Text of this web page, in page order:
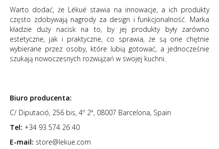
Warto dodać, że Lékué stawia na innowacje, a ich produkty
często zdobywają nagrody za design i funkcjonalność. Marka
kładzie duży nacisk na to, by jej produkty były zarówno
estetyczne, jak i praktyczne, co sprawia, że są one chętnie
wybierane przez osoby, które lubią gotować, a jednocześnie
szukają nowoczesnych rozwiązań w swojej kuchni.
Biuro producenta:
C/ Diputació, 256 bis, 4º 2ª, 08007 Barcelona, Spain
Tel: +34 93 574 26 40
E-mail: store@lekue.com